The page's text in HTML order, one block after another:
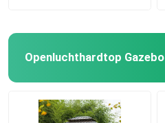
Openluchthardtop Gazebo